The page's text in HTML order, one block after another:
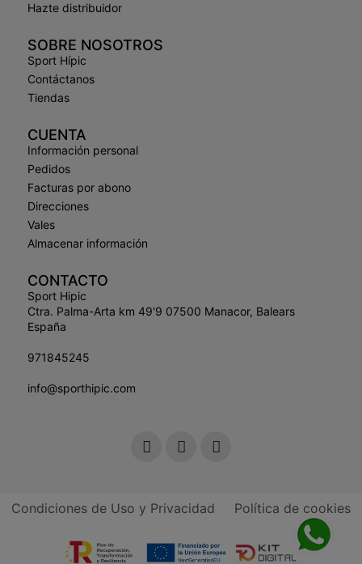
Hazte distribuidor
SOBRE NOSOTROS
Sport Hípic
Contáctanos
Tiendas
CUENTA
Información personal
Pedidos
Facturas por abono
Direcciones
Vales
Almacenar información
CONTACTO
Sport Hipic
Ctra. Palma-Arta km 49'9 07500 Manacor, Balears
España
971845245
info@sporthipic.com
Condiciones de Uso y Privacidad Política de cookies